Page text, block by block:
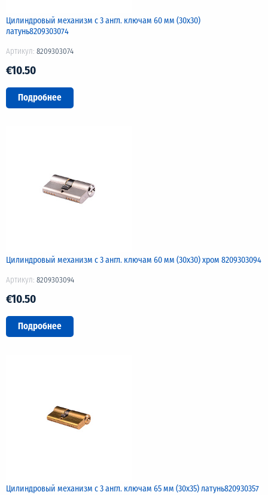
Цилиндровый механизм с 3 англ. ключам 60 мм (30х30)
латунь8209303074
Артикул: 8209303074
€10.50
Подробнее
Цилиндровый механизм с 3 англ. ключам 60 мм (30х30) хром 8209303094
Артикул: 8209303094
€10.50
Подробнее
Цилиндровый механизм с 3 англ. ключам 65 мм (30х35) латунь820930357